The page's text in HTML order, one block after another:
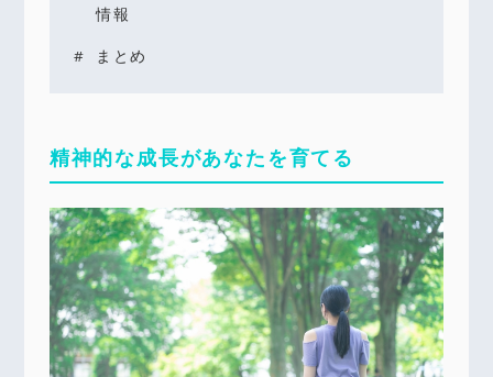
情報
まとめ
精神的な成長があなたを育てる